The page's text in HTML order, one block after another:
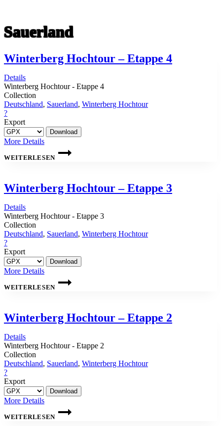
Sauerland
Winterberg Hochtour – Etappe 4
Details
Winterberg Hochtour - Etappe 4
Collection
Deutschland, Sauerland, Winterberg Hochtour
?
Export
More Details
WEITERLESEN
WINTERBERG
HOCHTOUR
Winterberg Hochtour – Etappe 3
Details
Winterberg Hochtour - Etappe 3
Collection
Deutschland, Sauerland, Winterberg Hochtour
?
Export
More Details
WEITERLESEN
WINTERBERG
HOCHTOUR
Winterberg Hochtour – Etappe 2
Details
Winterberg Hochtour - Etappe 2
Collection
Deutschland, Sauerland, Winterberg Hochtour
?
Export
More Details
WEITERLESEN
WINTERBERG
HOCHTOUR